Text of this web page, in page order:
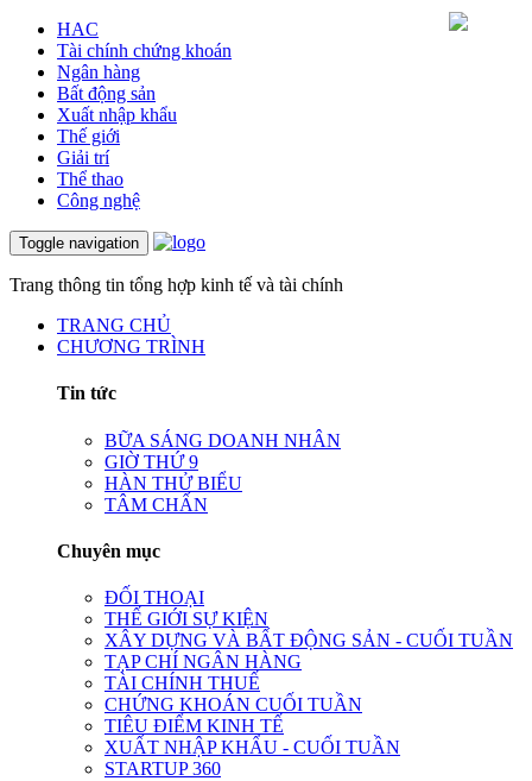
HAC
Tài chính chứng khoán
Ngân hàng
Bất động sản
Xuất nhập khẩu
Thế giới
Giải trí
Thể thao
Công nghệ
Toggle navigation
Trang thông tin tổng hợp kinh tế và tài chính
TRANG CHỦ
CHƯƠNG TRÌNH
Tin tức
BỮA SÁNG DOANH NHÂN
GIỜ THỨ 9
HÀN THỬ BIỂU
TÂM CHẤN
Chuyên mục
ĐỐI THOẠI
THẾ GIỚI SỰ KIỆN
XÂY DỰNG VÀ BẤT ĐỘNG SẢN - CUỐI TUẦN
TẠP CHÍ NGÂN HÀNG
TÀI CHÍNH THUẾ
CHỨNG KHOÁN CUỐI TUẦN
TIÊU ĐIỂM KINH TẾ
XUẤT NHẬP KHẨU - CUỐI TUẦN
STARTUP 360